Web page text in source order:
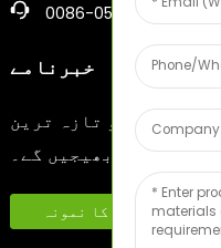
0086-05356730996
خبرنامے
ہم آپ کو تازہ ترین
پلان بھیجیں گے۔
مفت پھل کا نمونہ